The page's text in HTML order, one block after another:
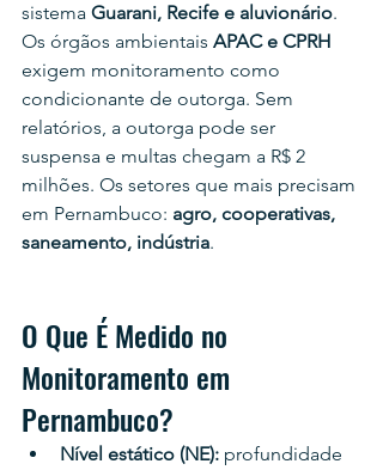
sistema Guarani, Recife e aluvionário.
Os órgãos ambientais APAC e CPRH
exigem monitoramento como
condicionante de outorga. Sem
relatórios, a outorga pode ser
suspensa e multas chegam a R$ 2
milhões. Os setores que mais precisam
em Pernambuco: agro, cooperativas,
saneamento, indústria.
O Que É Medido no
Monitoramento em
Pernambuco?
Nível estático (NE): profundidade